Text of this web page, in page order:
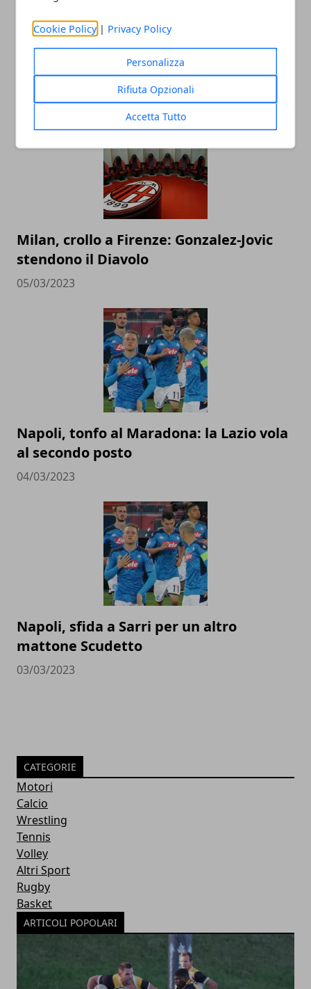
Cookie Policy | Privacy Policy
Personalizza
Rifiuta Opzionali
Accetta Tutto
ARTICOLI CORRELATI
Milan, crollo a Firenze: Gonzalez-Jovic
stendono il Diavolo
05/03/2023
Napoli, tonfo al Maradona: la Lazio vola
al secondo posto
04/03/2023
Napoli, sfida a Sarri per un altro
mattone Scudetto
03/03/2023
CATEGORIE
Motori
Calcio
Wrestling
Tennis
Volley
Altri Sport
Rugby
Basket
ARTICOLI POPOLARI